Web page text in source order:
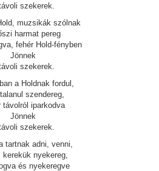
szekerek.
muzsikák szólnak
harmat pereg
fehér Hold-fényben
Jönnek
szekerek.
a Holdnak fordul,
szendereg,
távolról iparkodva
Jönnek
szekerek.
tartnak adni, venni,
kerekük nyekereg,
és nyekeregve